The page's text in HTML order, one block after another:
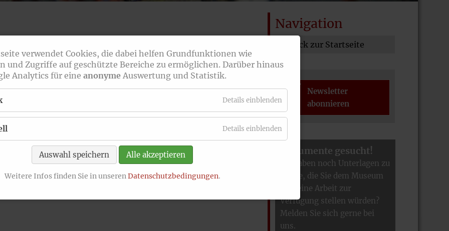
da
Navigation
Zurück zur Startseite
Newsletter
abonnieren
Dokumente gesucht!
Sie haben noch Unterlagen zu
Hause, die Sie dem Museum
für seine Arbeit zur
Verfügung stellen würden?
Melden Sie sich gerne bei
uns.
verwendet Cookies, die dabei helfen Grundfunktionen wie
und Zugriffe auf geschützte Bereiche zu ermöglichen. Darüber hinaus
Analytics für eine anonyme Auswertung und Statistik.
Details einblenden
Details einblenden
Auswahl speichern Alle akzeptieren
Weitere Infos finden Sie in unserenDatenschutzbedingungen.